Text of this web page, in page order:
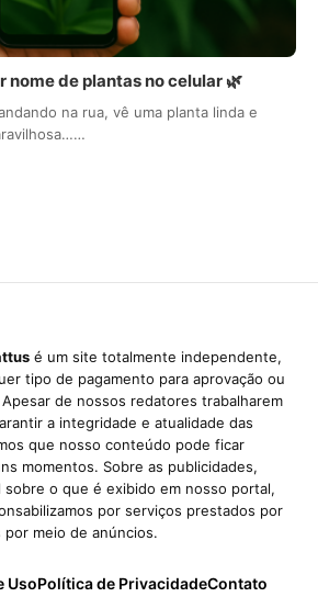
de plantas no celular 🌿
na rua, vê uma planta linda e
é um site totalmente independente,
tipo de pagamento para aprovação ou
de nossos redatores trabalharem
a integridade e atualidade das
que nosso conteúdo pode ficar
momentos. Sobre as publicidades,
o que é exibido em nosso portal,
por serviços prestados por
meio de anúncios.
UsoPolítica de PrivacidadeContato